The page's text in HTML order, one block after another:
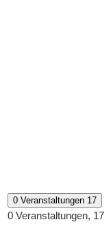
0 Veranstaltungen 17
0 Veranstaltungen, 17